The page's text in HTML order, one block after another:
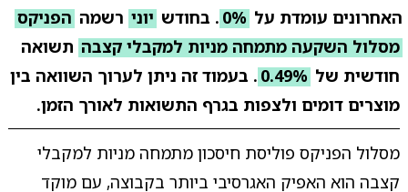
האחרונים עומדת על 0% . בחודש יוני רשמה הפניקס
מסלול השקעה מתמחה מניות למקבלי קצבה תשואה
חודשית של 0.49% . בעמוד זה ניתן לערוך השוואה בין
מוצרים דומים ולצפות בגרף התשואות לאורך הזמן.
מסלול הפניקס פוליסת חיסכון מתמחה מניות למקבלי
קצבה הוא האפיק האגרסיבי ביותר בקבוצה, עם מוקד